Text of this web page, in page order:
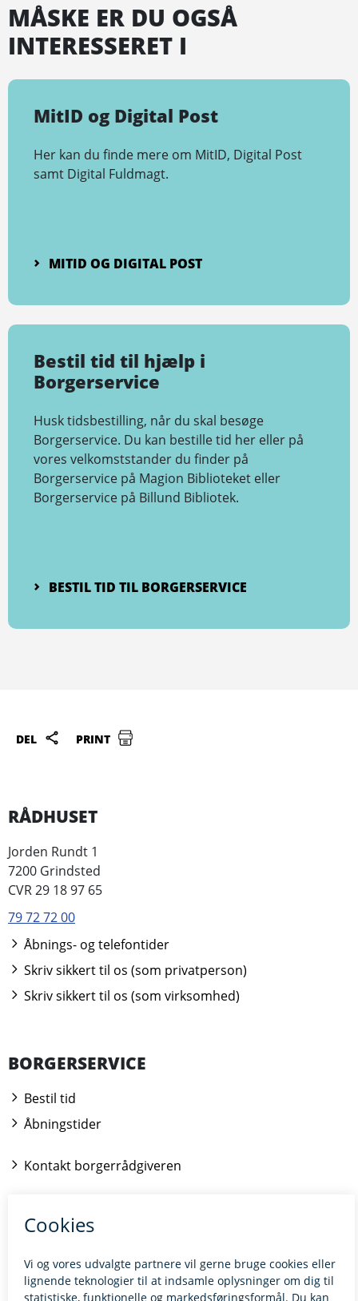
MÅSKE ER DU OGSÅ
INTERESSERET I
MitID og Digital Post
Her kan du finde mere om MitID, Digital Post
samt Digital Fuldmagt.
MITID OG DIGITAL POST
Bestil tid til hjælp i
Borgerservice
Husk tidsbestilling, når du skal besøge
Borgerservice. Du kan bestille tid her eller på
vores velkomststander du finder på
Borgerservice på Magion Biblioteket eller
Borgerservice på Billund Bibliotek.
BESTIL TID TIL BORGERSERVICE
DEL PRINT
RÅDHUSET
Jorden Rundt 1
7200 Grindsted
CVR 29 18 97 65
79 72 72 00
Åbnings- og telefontider
Skriv sikkert til os (som privatperson)
Skriv sikkert til os (som virksomhed)
BORGERSERVICE
Bestil tid
Åbningstider
Kontakt borgerrådgiveren
BILLUND.DK
Tilgængelighedserklæring
Giv feedback til hjemmesiden